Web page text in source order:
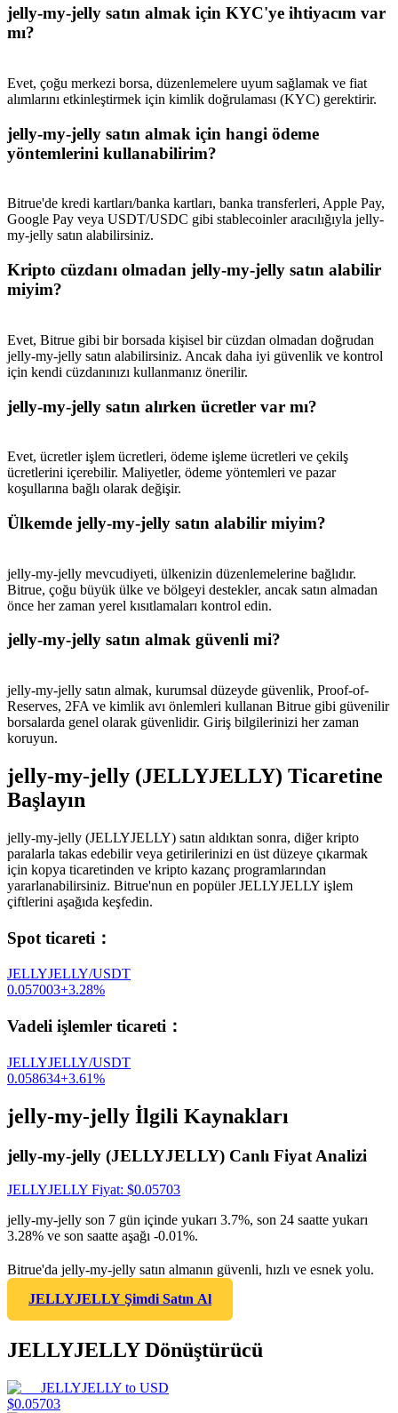
jelly-my-jelly satın almak için KYC'ye ihtiyacım var
mı?
Evet, çoğu merkezi borsa, düzenlemelere uyum sağlamak ve fiat
alımlarını etkinleştirmek için kimlik doğrulaması (KYC) gerektirir.
jelly-my-jelly satın almak için hangi ödeme
yöntemlerini kullanabilirim?
Bitrue'de kredi kartları/banka kartları, banka transferleri, Apple Pay,
Google Pay veya USDT/USDC gibi stablecoinler aracılığıyla jelly-
my-jelly satın alabilirsiniz.
Kripto cüzdanı olmadan jelly-my-jelly satın alabilir
miyim?
Evet, Bitrue gibi bir borsada kişisel bir cüzdan olmadan doğrudan
jelly-my-jelly satın alabilirsiniz. Ancak daha iyi güvenlik ve kontrol
için kendi cüzdanınızı kullanmanız önerilir.
jelly-my-jelly satın alırken ücretler var mı?
Evet, ücretler işlem ücretleri, ödeme işleme ücretleri ve çekilş
ücretlerini içerebilir. Maliyetler, ödeme yöntemleri ve pazar
koşullarına bağlı olarak değişir.
Ülkemde jelly-my-jelly satın alabilir miyim?
jelly-my-jelly mevcudiyeti, ülkenizin düzenlemelerine bağlıdır.
Bitrue, çoğu büyük ülke ve bölgeyi destekler, ancak satın almadan
önce her zaman yerel kısıtlamaları kontrol edin.
jelly-my-jelly satın almak güvenli mi?
jelly-my-jelly satın almak, kurumsal düzeyde güvenlik, Proof-of-
Reserves, 2FA ve kimlik avı önlemleri kullanan Bitrue gibi güvenilir
borsalarda genel olarak güvenlidir. Giriş bilgilerinizi her zaman
koruyun.
jelly-my-jelly (JELLYJELLY) Ticaretine
Başlayın
jelly-my-jelly (JELLYJELLY) satın aldıktan sonra, diğer kripto
paralarla takas edebilir veya getirilerinizi en üst düzeye çıkarmak
için kopya ticaretinden ve kripto kazanç programlarından
yararlanabilirsiniz. Bitrue'nun en popüler JELLYJELLY işlem
çiftlerini aşağıda keşfedin.
Spot ticareti ：
JELLYJELLY/USDT
0.057003+3.28%
Vadeli işlemler ticareti ：
JELLYJELLY/USDT
0.058634+3.61%
jelly-my-jelly İlgili Kaynakları
jelly-my-jelly (JELLYJELLY) Canlı Fiyat Analizi
JELLYJELLY Fiyat: $0.05703
jelly-my-jelly son 7 gün içinde yukarı 3.7%, son 24 saatte yukarı
3.28% ve son saatte aşağı -0.01%.
Bitrue'da jelly-my-jelly satın almanın güvenli, hızlı ve esnek yolu.
JELLYJELLY Şimdi Satın Al
JELLYJELLY Dönüştürücü
JELLYJELLY to USD
$0.05703